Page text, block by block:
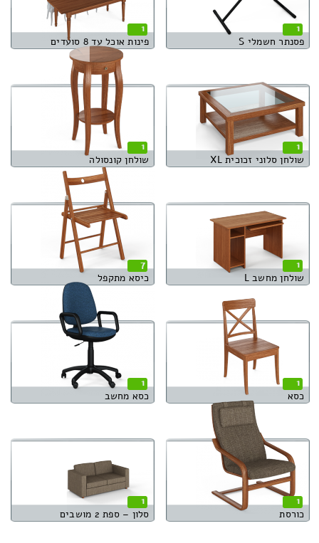
1
פסנתר חשמלי S
1
פינות אוכל עד 8 סועדים
1
שולחן סלוני זכוכית XL
1
שולחן קונסולה
1
שולחן מחשב L
7
כיסא מתקפל
1
כסא
1
כסא מחשב
1
כורסת
1
סלון – ספת 2 מושבים